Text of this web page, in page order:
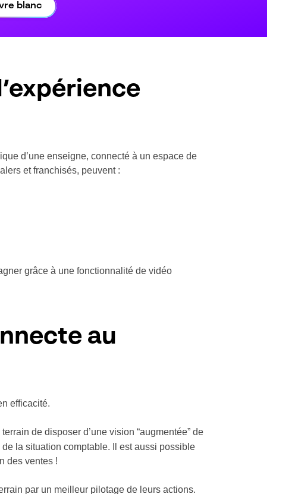
blanc
d’une enseigne, connecté à un espace de
et franchisés, peuvent :
grâce à une fonctionnalité de vidéo
au
efficacité.
de disposer d’une vision “augmentée” de
la situation comptable. Il est aussi possible
des ventes !
par un meilleur pilotage de leurs actions.